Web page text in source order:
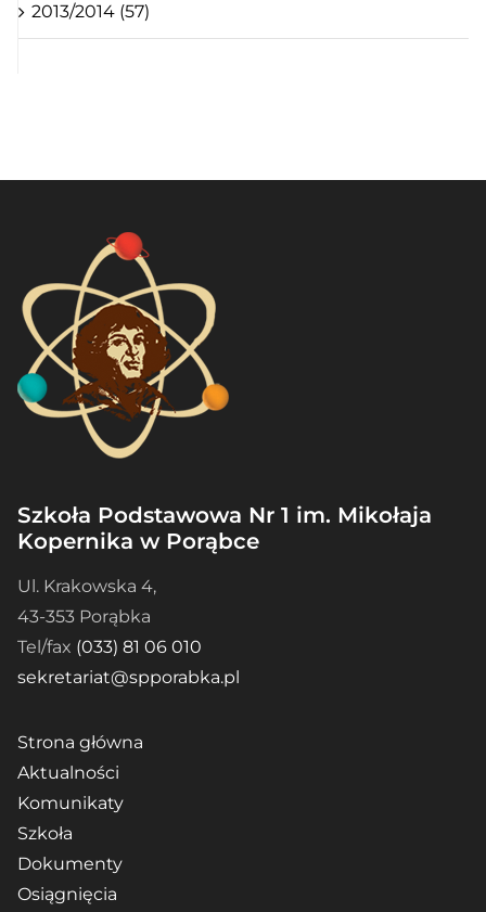
2013/2014 (57)
Szkoła Podstawowa Nr 1 im. Mikołaja
Kopernika w Porąbce
Ul. Krakowska 4,
43-353 Porąbka
Tel/fax (033) 81 06 010
sekretariat@spporabka.pl
Strona główna
Aktualności
Komunikaty
Szkoła
Dokumenty
Osiągnięcia